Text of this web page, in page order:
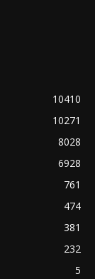
10410
10271
8028
6928
761
474
381
232
5